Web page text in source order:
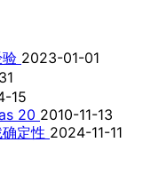
2023-01-01
15
20 2010-11-13
定性 2024-11-11